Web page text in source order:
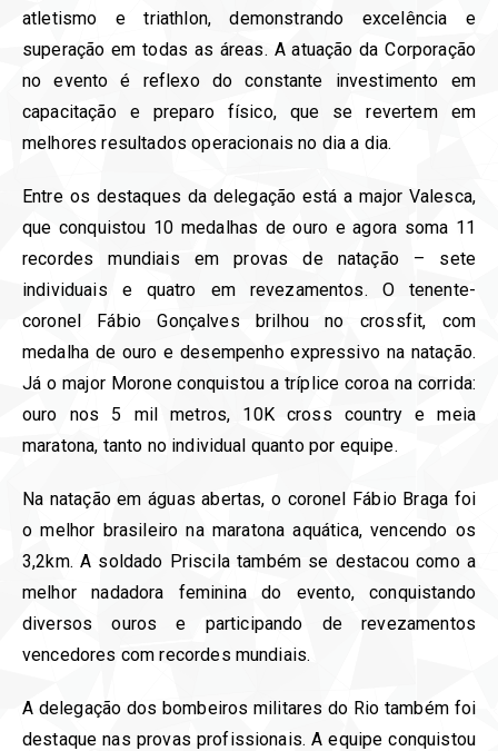
atletismo e triathlon, demonstrando excelência e
superação em todas as áreas. A atuação da Corporação
no evento é reflexo do constante investimento em
capacitação e preparo físico, que se revertem em
melhores resultados operacionais no dia a dia.
Entre os destaques da delegação está a major Valesca,
que conquistou 10 medalhas de ouro e agora soma 11
recordes mundiais em provas de natação – sete
individuais e quatro em revezamentos. O tenente-
coronel Fábio Gonçalves brilhou no crossfit, com
medalha de ouro e desempenho expressivo na natação.
Já o major Morone conquistou a tríplice coroa na corrida:
ouro nos 5 mil metros, 10K cross country e meia
maratona, tanto no individual quanto por equipe.
Na natação em águas abertas, o coronel Fábio Braga foi
o melhor brasileiro na maratona aquática, vencendo os
3,2km. A soldado Priscila também se destacou como a
melhor nadadora feminina do evento, conquistando
diversos ouros e participando de revezamentos
vencedores com recordes mundiais.
A delegação dos bombeiros militares do Rio também foi
destaque nas provas profissionais. A equipe conquistou